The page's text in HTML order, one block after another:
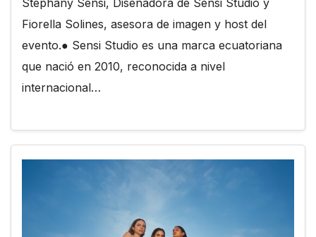
Fiorella Solines, asesora de imagen y host del
evento.● Sensi Studio es una marca ecuatoriana
que nació en 2010, reconocida a nivel
internacional…